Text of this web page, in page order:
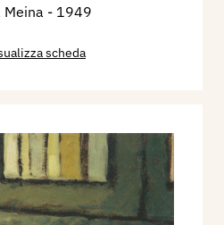
Professionisti e Artisti.
La finestra.
Teatro del Cappello.
Comunale.
La Gonzaghesca.
Meina - 1949
scheda